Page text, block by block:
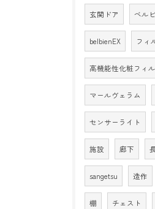
玄関ドア ベル
belbienEX フィ
高機能性化粧フィ
マールヴェラム
センサーライト
施設 廊下
sangetsu 造作
棚 チェスト